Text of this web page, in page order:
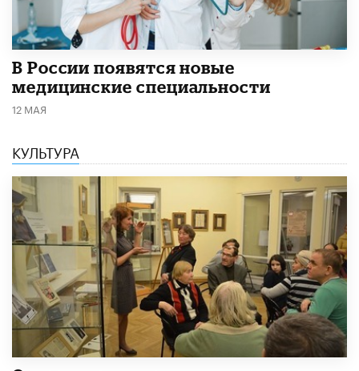
В России появятся новые
медицинские специальности
12 МАЯ
КУЛЬТУРА